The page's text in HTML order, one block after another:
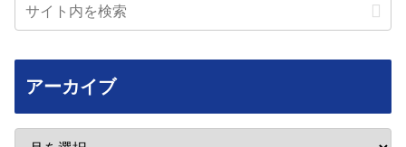
アーカイブ